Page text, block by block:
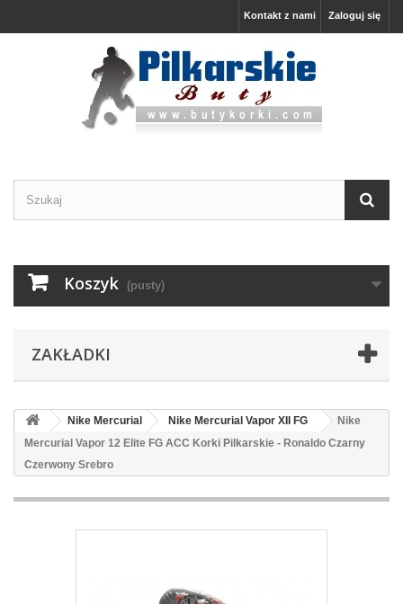
Zaloguj się
Kontakt z nami
Koszyk (pusty)
ZAKŁADKI
Nike Mercurial Nike Mercurial Vapor XII FG
Nike
Mercurial Vapor 12 Elite FG ACC Korki Pilkarskie - Ronaldo Czarny
Czerwony Srebro